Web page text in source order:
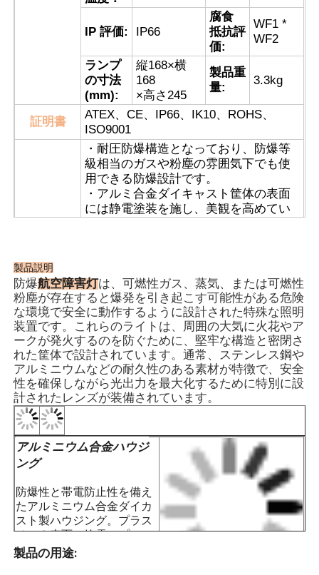
防爆ボックス
防爆スイッチ
防爆ケーブル腺
耐圧防爆プラグおよびソケット
IP 評価: IP66
腐食
抵抗評
価:
WF1 *
WF2
ランプ
の寸法
(mm):
縦168×横
168
×高さ245
製品重
量:
3.3kg
証明書
ATEX、CE、IP66、IK10、ROHS、
ISO9001
特徴
・耐圧防爆構造となっており、防爆等
級相当のガスや粉塵の雰囲気下でも使
用できる防爆設計です。
・アルミ合金ダイキャスト筐体の表面
には静電塗装を施し、美観を高めてい
· 防爆航空障害灯は、低、中、高強度の
オプションがあります。
・耐老化性シリコーンゴムシールガス
ケットを採用した高保護密閉構造で、
優れた保護力を発揮します。
· 複数の保護回路を備えた統合チップを
備えており、GPS および北斗衛星チッ
プを搭載して複数のライトを同期する
ことができます。
消灯する信頼性の高い自動光スイッチ
を採用しています。
· 使用と設置を容易にするために、リク
エストに応じてワイヤレス同期を利用
できます。ご注文時にご指定くださ
い。
・鋼管、ケーブル配線の両方に適して
製品説明
防爆航空障害灯は、可燃性ガス、蒸気、または可燃性
粉塵が存在すると爆発を引き起こす可能性がある危険
な環境で安全に動作するように設計された特殊な照明
装置です。これらのライトは、周囲の大気に火花やア
ークが発火するのを防ぐために、堅牢な構造と密閉さ
れた筐体で設計されています。通常、ステンレス鋼や
アルミニウムなどの耐久性のある素材が特徴で、安全
性を確保しながら光出力を最大化するために特別に設
計されたレンズが装備されています。